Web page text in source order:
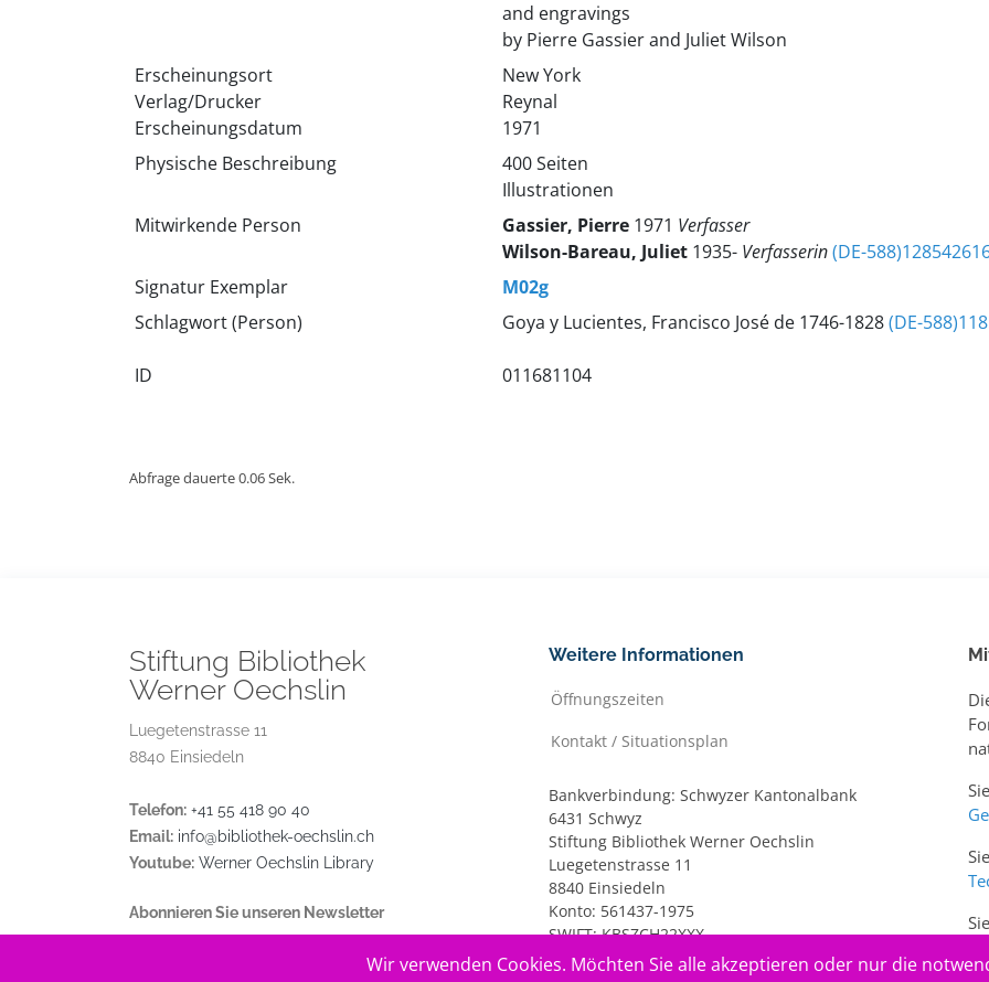
and engravings
by Pierre Gassier and Juliet Wilson
Erscheinungsort
Verlag/Drucker
Erscheinungsdatum
New York
Reynal
1971
Physische Beschreibung
400 Seiten
Illustrationen
Mitwirkende Person
Gassier, Pierre 1971 Verfasser
Wilson-Bareau, Juliet 1935- Verfasserin(DE-
Signatur Exemplar
M02g
Schlagwort (Person)
Goya y Lucientes, Francisco José de 1746-1828(DE-
ID 011681104
Abfrage dauerte 0.06 Sek.
Stiftung Bibliothek
Werner Oechslin
Luegetenstrasse 11
8840 Einsiedeln
Telefon: +41 55 418 90 40
Email: info@bibliothek-oechslin.ch
Youtube: Werner Oechslin Library
Abonnieren Sie unseren Newsletter
Weitere Informationen
Öffnungszeiten
Kontakt / Situationsplan
Bankverbindung: Schwyzer Kantonalbank
6431 Schwyz
Stiftung Bibliothek Werner Oechslin
Luegetenstrasse 11
8840 Einsiedeln
Konto: 561437-1975
SWIFT: KBSZCH22XXX
IBAN: CH20 0077 7005 6143 7197 5
Wir verwenden Cookies. Möchten Sie alle akzeptieren oder nur die